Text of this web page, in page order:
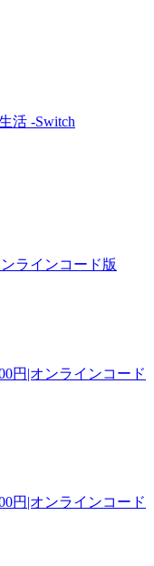
活 -Switch
ラインコード版
円|オンラインコード
円|オンラインコード